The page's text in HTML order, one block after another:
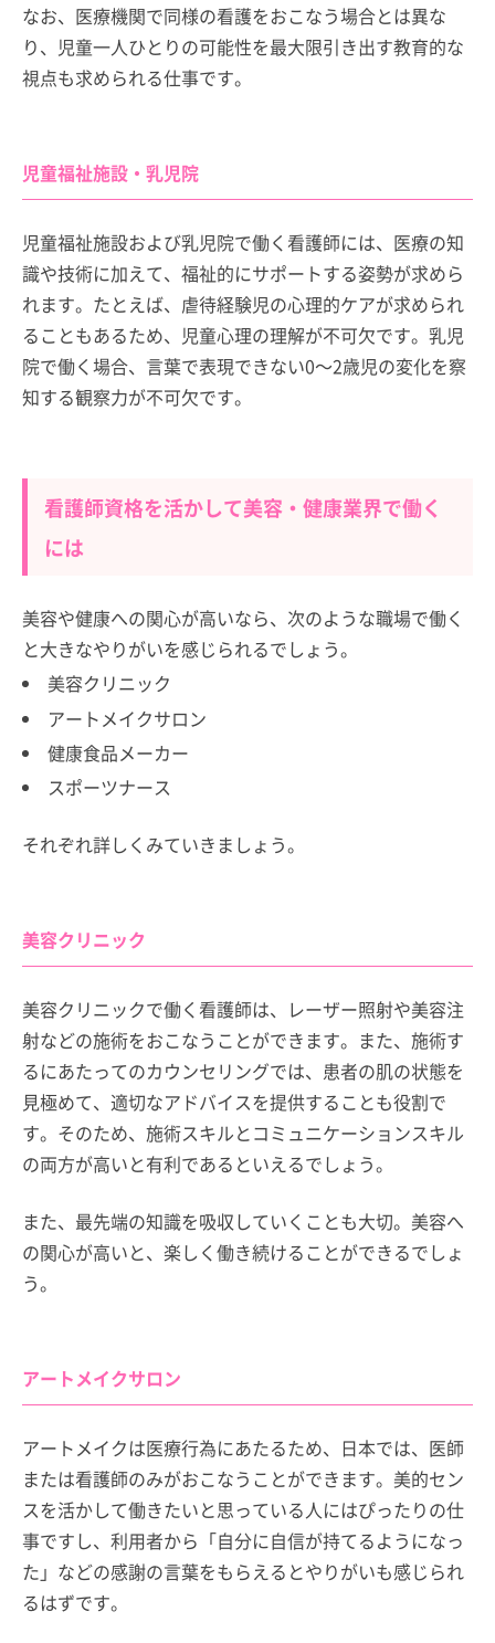
なお、医療機関で同様の看護をおこなう場合とは異な
り、児童一人ひとりの可能性を最大限引き出す教育的な
視点も求められる仕事です。
児童福祉施設・乳児院
児童福祉施設および乳児院で働く看護師には、医療の知
識や技術に加えて、福祉的にサポートする姿勢が求めら
れます。たとえば、虐待経験児の心理的ケアが求められ
ることもあるため、児童心理の理解が不可欠です。乳児
院で働く場合、言葉で表現できない0～2歳児の変化を察
知する観察力が不可欠です。
看護師資格を活かして美容・健康業界で働く
には
美容や健康への関心が高いなら、次のような職場で働く
と大きなやりがいを感じられるでしょう。
美容クリニック
アートメイクサロン
健康食品メーカー
スポーツナース
それぞれ詳しくみていきましょう。
美容クリニック
美容クリニックで働く看護師は、レーザー照射や美容注
射などの施術をおこなうことができます。また、施術す
るにあたってのカウンセリングでは、患者の肌の状態を
見極めて、適切なアドバイスを提供することも役割で
す。そのため、施術スキルとコミュニケーションスキル
の両方が高いと有利であるといえるでしょう。
また、最先端の知識を吸収していくことも大切。美容へ
の関心が高いと、楽しく働き続けることができるでしょ
う。
アートメイクサロン
アートメイクは医療行為にあたるため、日本では、医師
または看護師のみがおこなうことができます。美的セン
スを活かして働きたいと思っている人にはぴったりの仕
事ですし、利用者から「自分に自信が持てるようになっ
た」などの感謝の言葉をもらえるとやりがいも感じられ
るはずです。